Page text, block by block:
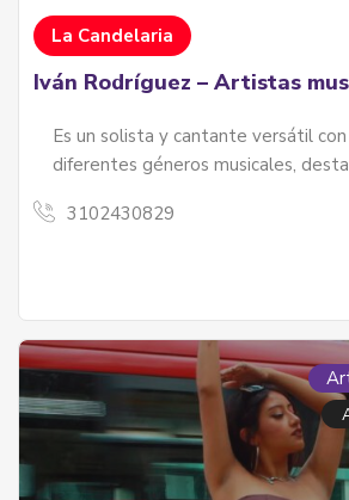
La Candelaria
Iván Rodríguez – Artistas
Es un solista y cantante versátil
diferentes géneros musicales,
3102430829